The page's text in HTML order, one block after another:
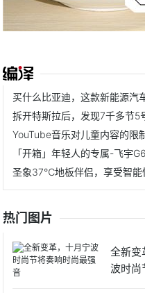
拆开特斯拉后，发现7千多节5
「开箱」年轻人的专属-飞宇
圣象37℃地板伴侣，享受智能
热门图片
全新变
波时尚